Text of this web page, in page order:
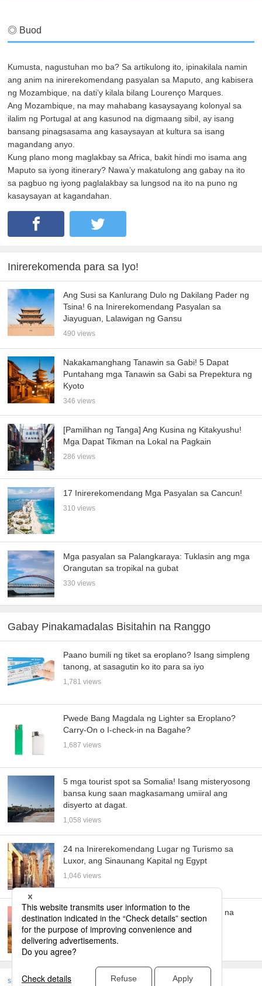
◎ Buod
Kumusta, nagustuhan mo ba? Sa artikulong ito, ipinakilala namin
ang anim na inirerekomendang pasyalan sa Maputo, ang kabisera
ng Mozambique, na dati’y kilala bilang Lourenço Marques.
Ang Mozambique, na may mahabang kasaysayang kolonyal sa
ilalim ng Portugal at ang kasunod na digmaang sibil, ay isang
bansang pinagsasama ang kasaysayan at kultura sa isang
magandang anyo.
Kung plano mong maglakbay sa Africa, bakit hindi mo isama ang
Maputo sa iyong itinerary? Nawa’y makatulong ang gabay na ito
sa pagbuo ng iyong paglalakbay sa lungsod na ito na puno ng
kasaysayan at kagandahan.
Inirerekomenda para sa Iyo!
Ang Susi sa Kanlurang Dulo ng Dakilang Pader ng
Tsina! 6 na Inirerekomendang Pasyalan sa
Jiayuguan, Lalawigan ng Gansu
490 views
Nakakamanghang Tanawin sa Gabi! 5 Dapat
Puntahang mga Tanawin sa Gabi sa Prepektura ng
Kyoto
346 views
[Pamilihan ng Tanga] Ang Kusina ng Kitakyushu!
Mga Dapat Tikman na Lokal na Pagkain
286 views
17 Inirerekomendang Mga Pasyalan sa Cancun!
310 views
Mga pasyalan sa Palangkaraya: Tuklasin ang mga
Orangutan sa tropikal na gubat
330 views
Gabay Pinakamadalas Bisitahin na Ranggo
Paano bumili ng tiket sa eroplano? Isang simpleng
tanong, at sasagutin ko ito para sa iyo
1,781 views
Pwede Bang Magdala ng Lighter sa Eroplano?
Carry-On o I-check-in na Bagahe?
1,687 views
5 mga tourist spot sa Somalia! Isang misteryosong
bansa kung saan magkasamang umiiral ang
disyerto at dagat.
1,058 views
24 na Inirerekomendang Lugar ng Turismo sa
Luxor, ang Sinaunang Kapital ng Egypt
1,046 views
Nangungunang 5 Destinasyon sa Tanzania na
Hindi Mo Dapat Palampasin
990 views
skyticket Pangunahing Gabay sa Turismo Aprika